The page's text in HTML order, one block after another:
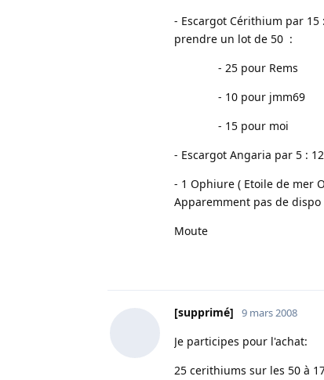
- Escargot Cérithium par 15
prendre un lot de 50 :
- 25 pour Rems
- 10 pour jmm69
- 15 pour moi
- Escargot Angaria par 5 :
- 1 Ophiure ( Etoile de mer
Apparemment pas de
Moute
[supprimé] 9 mars 2008
Je participes pour l'achat:
25 cerithiums sur les 50 à